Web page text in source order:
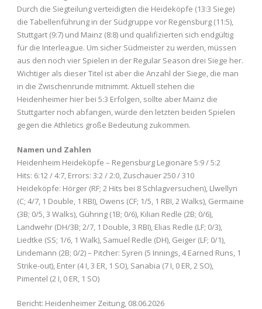
Durch die Siegteilung verteidigten die Heideköpfe (13:3 Siege)
die Tabellenführung in der Südgruppe vor Regensburg (11:5),
Stuttgart (9:7) und Mainz (8:8) und qualifizierten sich endgültig
für die Interleague. Um sicher Südmeister zu werden, müssen
aus den noch vier Spielen in der Regular Season drei Siege her.
Wichtiger als dieser Titel ist aber die Anzahl der Siege, die man
in die Zwischenrunde mitnimmt. Aktuell stehen die
Heidenheimer hier bei 5:3 Erfolgen, sollte aber Mainz die
Stuttgarter noch abfangen, würde den letzten beiden Spielen
gegen die Athletics große Bedeutung zukommen.
Namen und Zahlen
Heidenheim Heideköpfe – Regensburg Legionäre 5:9 / 5:2
Hits: 6:12 / 4:7, Errors: 3:2 / 2:0, Zuschauer 250 / 310
Heideköpfe: Hörger (RF; 2 Hits bei 8 Schlagversuchen), Llwellyn
(C; 4/7, 1 Double, 1 RBI), Owens (CF; 1/5, 1 RBI, 2 Walks), Germaine
(3B; 0/5, 3 Walks), Gühring (1B; 0/6), Kilian Redle (2B; 0/6),
Landwehr (DH/3B; 2/7, 1 Double, 3 RBI), Elias Redle (LF; 0/3),
Liedtke (SS; 1/6, 1 Walk), Samuel Redle (DH), Geiger (LF; 0/1),
Lindemann (2B; 0/2) – Pitcher: Syren (5 Innings, 4 Earned Runs, 1
Strike-out), Enter (4 I, 3 ER, 1 SO), Sanabia (7 I, 0 ER, 2 SO),
Pimentel (2 I, 0 ER, 1 SO)
Bericht: Heidenheimer Zeitung, 08.06.2026